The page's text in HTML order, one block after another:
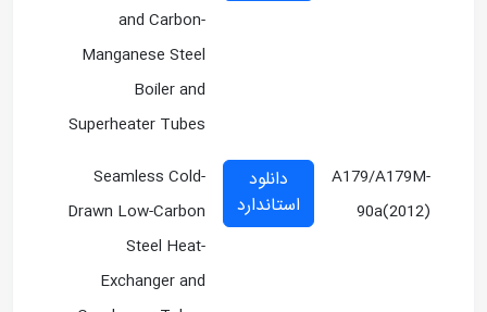
and Carbon-
Manganese Steel
Boiler and
Superheater Tubes
A179/A179M-
90a(2012)
دانلود
استاندارد
Seamless Cold-
Drawn Low-Carbon
Steel Heat-
Exchanger and